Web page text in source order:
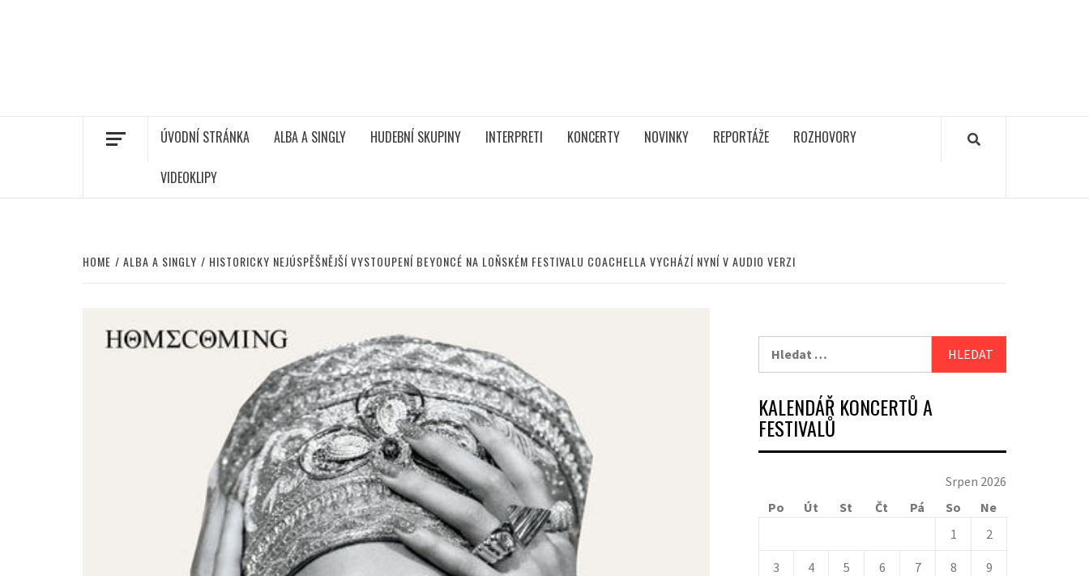
ÚVODNÍ STRÁNKA ALBA A SINGLY HUDEBNÍ SKUPINY INTERPRETI KONCERTY NOVINKY REPORTÁŽE ROZHOVORY
VIDEOKLIPY
HOME ALBA A SINGLY HISTORICKY NEJÚSPĚŠNĚJŠÍ VYSTOUPENÍ BEYONCÉ NA LOŇSKÉM FESTIVALU COACHELLA VYCHÁZÍ NYNÍ V AUDIO VERZI
KALENDÁŘ KONCERTŮ A
FESTIVALŮ
Srpen 2026
Po
Út St Čt Pá So
Ne
1
2
3 4 5 6 7 8 9